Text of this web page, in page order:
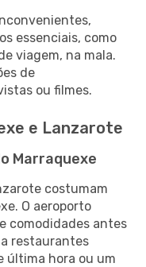
essenciais, como
viagem, na mala.
de
ou filmes.
e Lanzarote
Marraquexe
costumam
O aeroporto
comodidades antes
restaurantes
última hora ou um